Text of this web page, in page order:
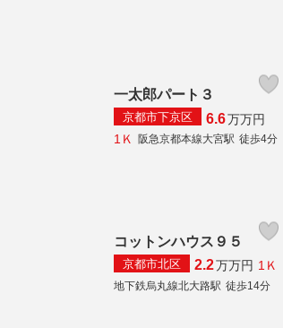
一太郎パート３
京都市下京区 6.6万万円
1Ｋ
阪急京都本線大宮駅 徒歩4分
コットンハウス９５
京都市北区 2.2万万円 1Ｋ
地下鉄烏丸線北大路駅 徒歩14分